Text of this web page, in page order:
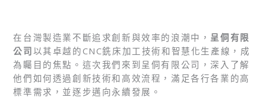
在台灣製造業不斷追求創新與效率的浪潮中， 呈侗有限
公司以其卓越的CNC銑床加工技術和智慧化生產線，成
為矚目的焦點。這次我們來到呈侗有限公司，深入了解
他們如何透過創新技術和高效流程，滿足各行各業的高
標準需求，並逐步邁向永續發展。